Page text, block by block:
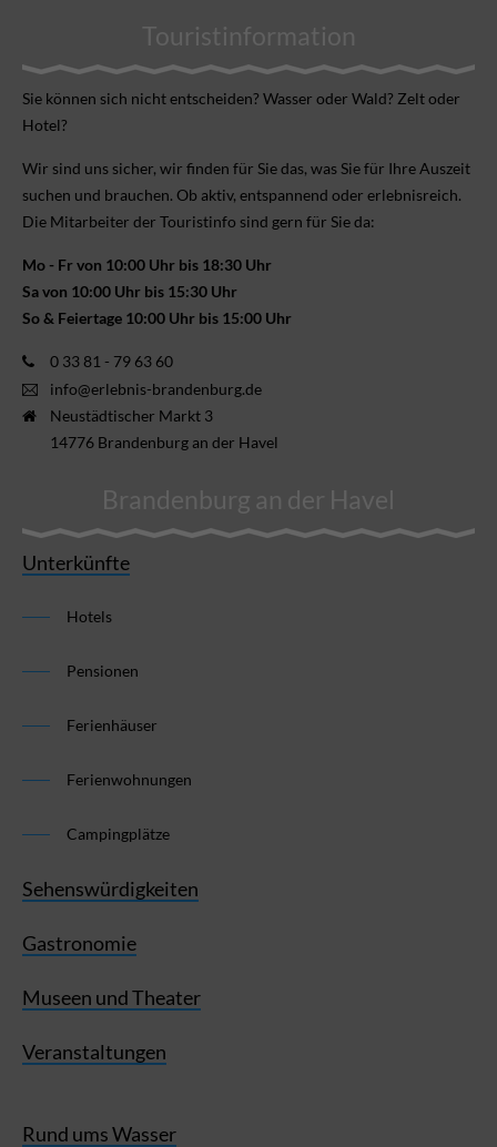
Touristinformation
Sie können sich nicht ent­scheiden? Wasser oder Wald? Zelt oder
Hotel?
Wir sind uns sicher, wir finden für Sie das, was Sie für Ihre Aus­zeit
suchen und brauchen. Ob aktiv, ent­spannend oder erlebnis­reich.
Die Mitarbeiter der Touristinfo sind gern für Sie da:
Mo - Fr von 10:00 Uhr bis 18:30 Uhr
Sa von 10:00 Uhr bis 15:30 Uhr
So & Feiertage 10:00 Uhr bis 15:00 Uhr
0 33 81 - 79 63 60
info@erlebnis-brandenburg.de
Neustädtischer Markt 3
14776 Brandenburg an der Havel
Brandenburg an der Havel
Unterkünfte
Hotels
Pensionen
Ferienhäuser
Ferienwohnungen
Campingplätze
Sehenswürdigkeiten
Gastronomie
Museen und Theater
Veranstaltungen
Rund ums Wasser